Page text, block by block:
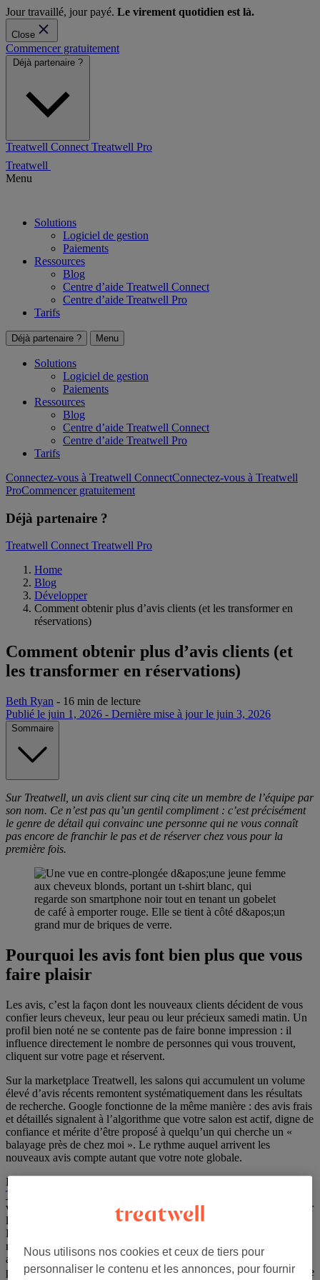
Jour travaillé, jour payé. Le virement quotidien est là.
Close
Commencer gratuitement
Déjà partenaire ?
Treatwell Connect Treatwell Pro
Treatwell
Menu
Solutions
Logiciel de gestion
Paiements
Ressources
Blog
Centre d’aide Treatwell Connect
Centre d’aide Treatwell Pro
Tarifs
Déjà partenaire ? Menu
Solutions
Logiciel de gestion
Paiements
Ressources
Blog
Centre d’aide Treatwell Connect
Centre d’aide Treatwell Pro
Tarifs
Connectez-vous à Treatwell ConnectConnectez-vous à Treatwell
ProCommencer gratuitement
Déjà partenaire ?
Treatwell ConnectTreatwell Pro
Home
Blog
Développer
Comment obtenir plus d’avis clients (et les transformer en
réservations)
Comment obtenir plus d’avis clients (et
les transformer en réservations)
Beth Ryan - 16 min de lecture
Publié le juin 1, 2026 - Dernière mise à jour le juin 3, 2026
Sommaire
Pourquoi les avis font bien plus que vous faire plaisir
Sur Treatwell, un avis client sur cinq cite un membre de l’équipe par
son nom. Ce n’est pas qu’un gentil compliment : c’est précisément
le genre de détail qui convainc une personne qui ne vous connaît
pas encore de franchir le pas et de réserver chez vous pour la
première fois.
Pourquoi les avis font bien plus que vous
faire plaisir
Les avis, c’est la façon dont les nouveaux clients décident de vous
confier leurs cheveux, leur peau ou leur précieux samedi matin. Un
profil bien noté ne se contente pas de faire bonne impression : il
influence directement le nombre de personnes qui vous trouvent,
cliquent sur votre page et réservent.
Sur la marketplace Treatwell, les salons qui accumulent un volume
élevé d’avis récents remontent systématiquement dans les résultats
de recherche. Google fonctionne de la même manière : des avis frais
et détaillés signalent à l’algorithme que votre salon est actif, digne de
confiance et mérite d’être proposé à quelqu’un qui cherche un «
balayage près de chez moi ». Le rythme auquel arrivent les
nouveaux avis compte autant que votre note globale.
Et il y a une vraie récompense à la clé.
Treatwell
volume élevé d’avis cinq étoiles. Les lauréats reçoivent un badge sur
leur profil Treatwell, une place dans le filtre des établissements Top
Rated (que les clients utilisent activement pour repérer les salons les
mieux notés), ainsi qu’un certificat physique et un autocollant à
apposer sur la vitrine du salon. Ce n’est pas un concours de
popularité : tout repose sur des données d’avis réelles, laissées par de
Nous utilisons nos cookies et ceux de tiers pour
personnaliser le contenu et les annonces, pour fournir